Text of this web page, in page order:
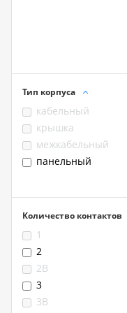
Тип корпуса
кабельный
крышка
межкабельный
панельный
Количество контактов
1
2
2B
3
3B